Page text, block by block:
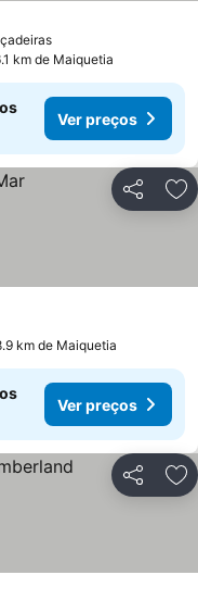
km de Maiquetia
Ver preços
Partilhar
km de Maiquetia
Ver preços
Partilhar